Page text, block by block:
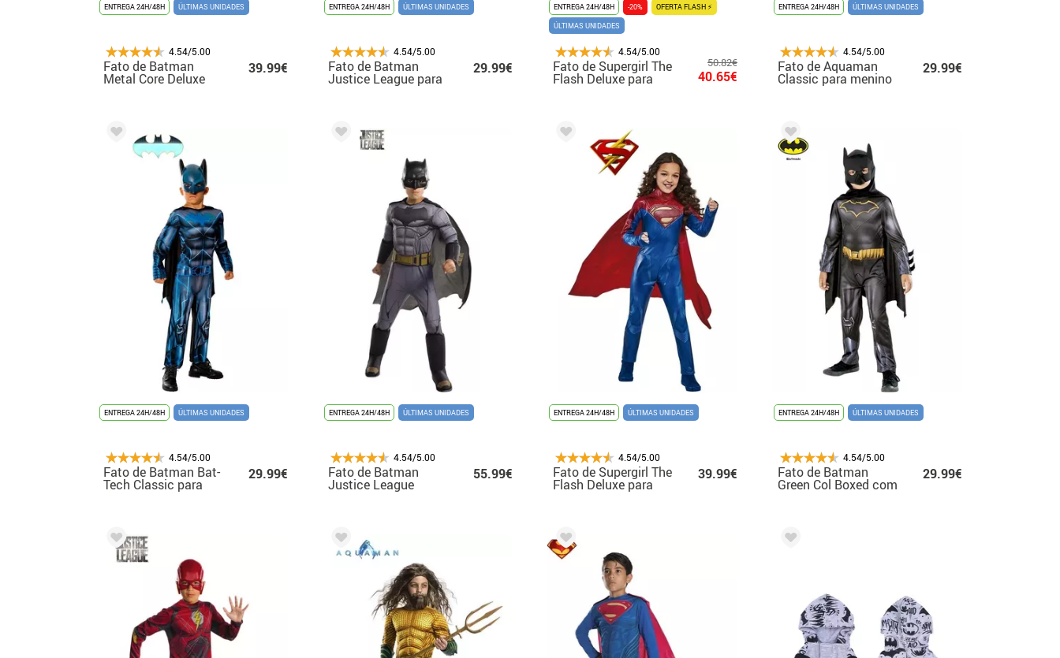
ENTREGA 24H/48H ÚLTIMAS UNIDADES
4.54/5.00
Fato de Batman
Metal Core Deluxe
39.99€
ENTREGA 24H/48H ÚLTIMAS UNIDADES
4.54/5.00
Fato de Batman
Justice League para
29.99€
ENTREGA 24H/48H -20%
OFERTA FLASH ⚡
ÚLTIMAS UNIDADES
4.54/5.00
Fato de Supergirl The
Flash Deluxe para
50.82€
40.65€
ENTREGA 24H/48H ÚLTIMAS UNIDADES
4.54/5.00
Fato de Aquaman
Classic para menino
29.99€
ENTREGA 24H/48H ÚLTIMAS UNIDADES
4.54/5.00
Fato de Batman Bat-
Tech Classic para
29.99€
ENTREGA 24H/48H ÚLTIMAS UNIDADES
4.54/5.00
Fato de Batman
Justice League
Premium para
55.99€
ENTREGA 24H/48H ÚLTIMAS UNIDADES
4.54/5.00
Fato de Supergirl The
Flash Deluxe para
39.99€
ENTREGA 24H/48H ÚLTIMAS UNIDADES
4.54/5.00
Fato de Batman
Green Col Boxed com
29.99€